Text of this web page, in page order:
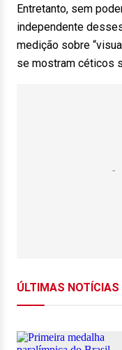
Entretanto, sem
independente
medição sobre
se mostram céticos